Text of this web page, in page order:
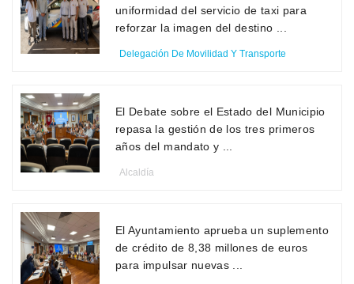
uniformidad del servicio de taxi para
reforzar la imagen del destino ...
Delegación De Movilidad Y Transporte
El Debate sobre el Estado del Municipio
repasa la gestión de los tres primeros
años del mandato y ...
Alcaldía
El Ayuntamiento aprueba un suplemento
de crédito de 8,38 millones de euros
para impulsar nuevas ...